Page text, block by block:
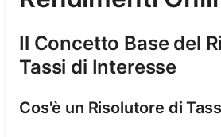
Il Concetto Base del
Tassi di Interesse
Cos'è un Risolutore di